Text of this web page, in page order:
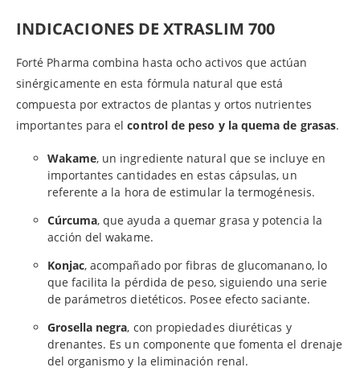
INDICACIONES DE XTRASLIM 700
Forté Pharma combina hasta ocho activos que actúan
sinérgicamente en esta fórmula natural que está
compuesta por extractos de plantas y ortos nutrientes
importantes para elcontrol de peso y la quema de grasas.
Wakame, un ingrediente natural que se incluye en
importantes cantidades en estas cápsulas, un
referente a la hora de estimular la termogénesis.
Cúrcuma, que ayuda a quemar grasa y potencia la
acción del wakame.
Konjac, acompañado por fibras de glucomanano, lo
que facilita la pérdida de peso, siguiendo una serie
de parámetros dietéticos. Posee efecto saciante.
Grosella negra, con propiedades diuréticas y
drenantes. Es un componente que fomenta el drenaje
del organismo y la eliminación renal.